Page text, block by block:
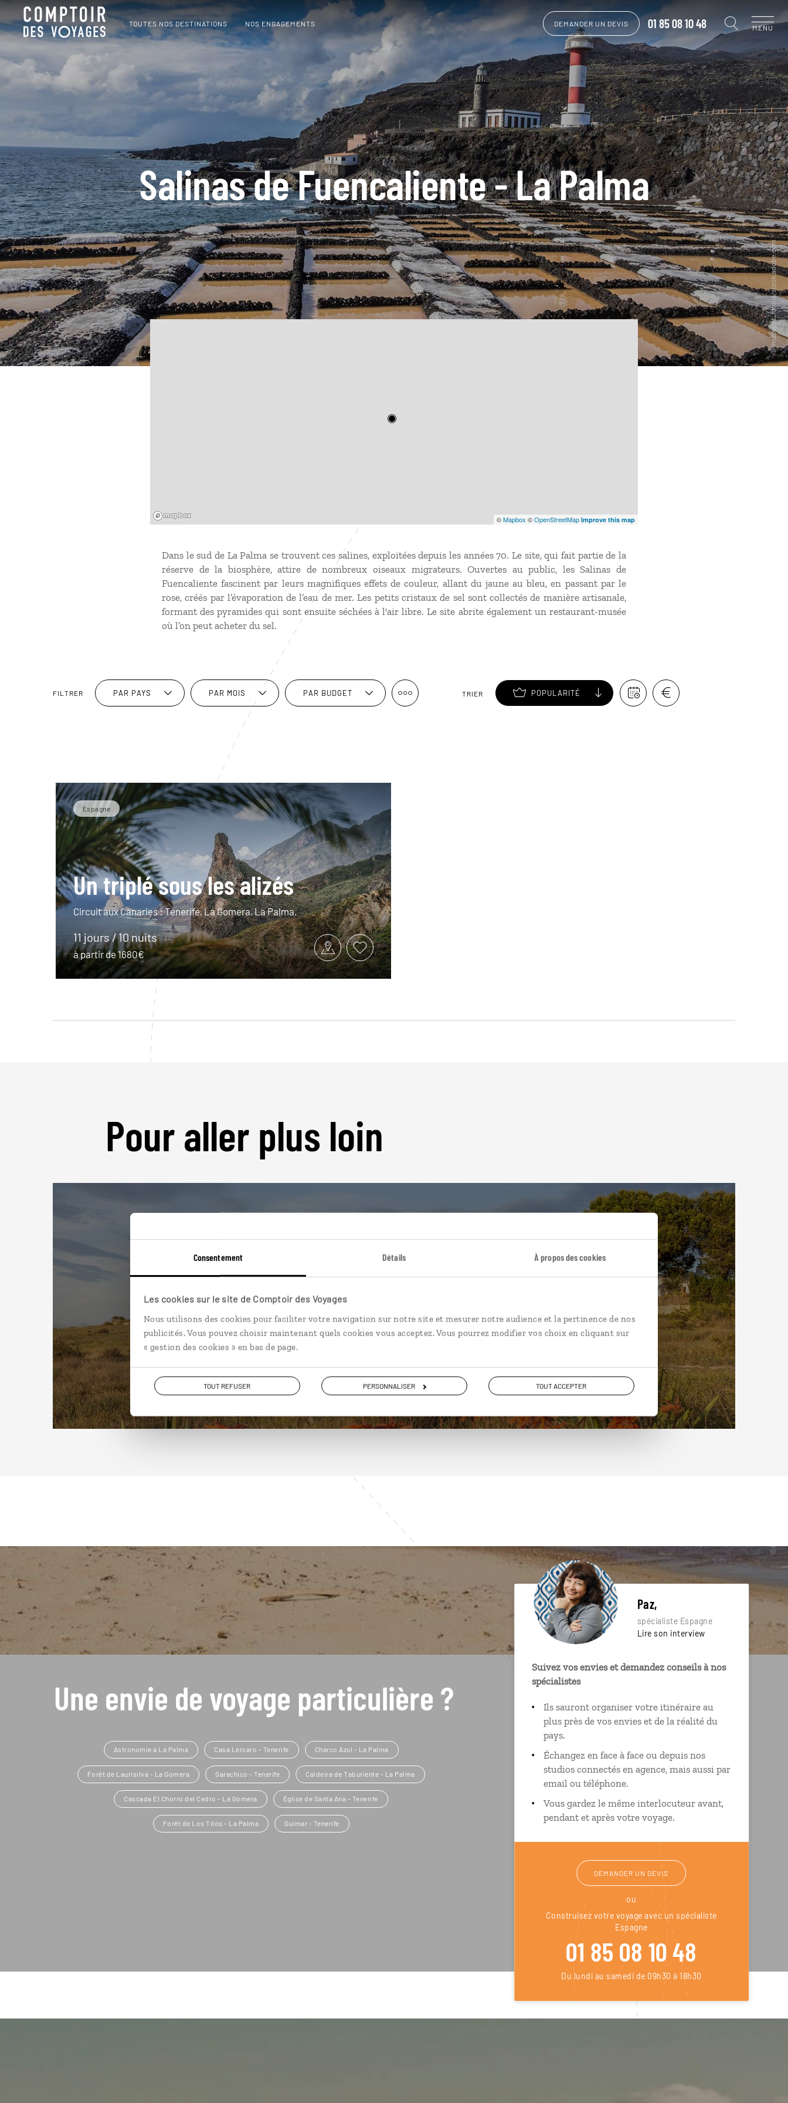
Consentement Détails À propos des cookies
Les cookies sur le site de Comptoir des Voyages
Nous utilisons des cookies pour faciliter votre navigation sur notre site et mesurer notre audience et la pertinence de nos
publicités. Vous pouvez choisir maintenant quels cookies vous acceptez. Vous pourrez modifier vos choix en cliquant sur
« gestion des cookies » en bas de page.
TOUT REFUSER PERSONNALISER TOUT ACCEPTER
TOUTES NOS DESTINATIONS NOS ENGAGEMENTS DEMANDER UN DEVIS 01 85 08 10 48 MENU
Salinas de Fuencaliente - La Palma
©Mapbox ©OpenStreetMap Improve this map
Dans le sud de La Palma se trouvent ces salines, exploitées depuis les années 70. Le site, qui fait partie de la
réserve de la biosphère, attire de nombreux oiseaux migrateurs. Ouvertes au public, les Salinas de
Fuencaliente fascinent par leurs magnifiques effets de couleur, allant du jaune au bleu, en passant par le
rose, créés par l’évaporation de l’eau de mer. Les petits cristaux de sel sont collectés de manière artisanale,
formant des pyramides qui sont ensuite séchées à l'air libre. Le site abrite également un restaurant-musée
où l’on peut acheter du sel.
FILTRER PAR PAYS PAR MOIS PAR BUDGET TRIER POPULARITÉ
Espagne
Un triplé sous les alizés
Circuit aux Canaries : Tenerife, La Gomera, La Palma.
11 jours / 10 nuits
à partir de 1680€
Pour aller plus loin
Nos 30 idées de voyage
Espagne
Une envie de voyage particulière ?
Astronomie à La Palma Casa Lercaro - Tenerife Charco Azul - La Palma
Forêt de Laurisilva - La Gomera Garachico - Tenerife Caldeira de Taburiente - La Palma
Cascada El Chorro del Cedro - La Gomera Église de Santa Ana - Tenerife
Forêt de Los Tilos - La Palma Guimar - Tenerife
Paz,
spécialiste Espagne
Lire son interview
Suivez vos envies et demandez conseils à nos
spécialistes
Ils sauront organiser votre itinéraire au
plus près de vos envies et de la réalité du
pays.
Échangez en face à face ou depuis nos
studios connectés en agence, mais aussi par
email ou téléphone.
Vous gardez le même interlocuteur avant,
pendant et après votre voyage.
DEMANDER UN DEVIS
ou
Construisez votre voyage avec un spécialiste
Espagne
01 85 08 10 48
Du lundi au samedi de 09h30 à 18h30